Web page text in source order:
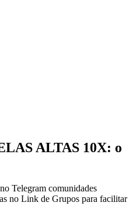
ALTAS 10X: o
Telegram comunidades
no Link de Grupos para facilitar